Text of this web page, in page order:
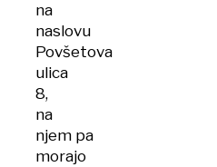
na
naslovu
Povšetova
ulica
8,
na
njem pa
morajo